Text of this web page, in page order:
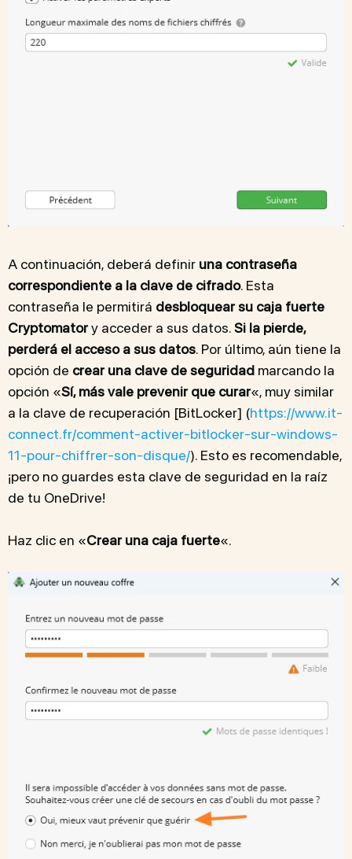
A continuación, deberá definir una contraseña
correspondiente a la clave de cifrado. Esta
contraseña le permitirá desbloquear su caja fuerte
Cryptomatory acceder a sus datos.Si la pierde,
perderá el acceso a sus datos. Por último, aún tiene la
opción de crear una clave de seguridad marcando la
opción «Sí, más vale prevenir que curar«, muy similar
a la clave de recuperación [BitLocker] (https://www.it-
connect.fr/comment-activer-bitlocker-sur-windows-
11-pour-chiffrer-son-disque/). Esto es recomendable,
¡pero no guardes esta clave de seguridad en la raíz
de tu OneDrive!
Haz clic en «Crear una caja fuerte«.